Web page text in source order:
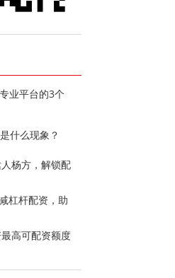
业平台的3个
什么现象？
杨方，解锁配
杠杆配资，助
高可配资额度